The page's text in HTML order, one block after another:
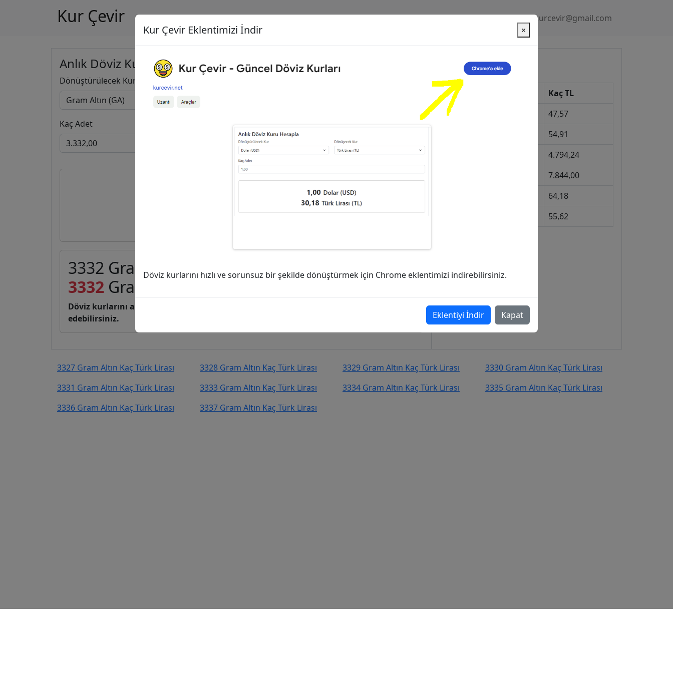
Kur Çevir Gizlilik Politikası kurcevir@gmail.com
Anlık Döviz Kuru Hesapla
Dönüştürülecek Kur
Kaç Adet
Gram Altın (GA)
3332 Gram Altın (GA) kaç Türk Lirası (TL)?
3332 Gram Altın 15.974.407,68 Türk Lirası (TL)
Döviz kurlarını anlık, canlı, basit bir şekilde kurcevir.net adresinden takip
edebilirsiniz.
Güncel Kurlar
Kur
Kaç TL
Dolar
47,57
54,91
4.794,24
7.844,00
64,18
55,62
3327 Gram Altın Kaç Türk Lirası 3328 Gram Altın Kaç Türk Lirası 3329 Gram Altın Kaç Türk Lirası
3330 Gram Altın Kaç Türk Lirası
3331 Gram Altın Kaç Türk Lirası
3333 Gram Altın Kaç Türk Lirası 3334 Gram Altın Kaç Türk Lirası
3335 Gram Altın Kaç Türk Lirası
3336 Gram Altın Kaç Türk Lirası
3337 Gram Altın Kaç Türk Lirası
Kur Çevir Eklentimizi İndir ×
Döviz kurlarını hızlı ve sorunsuz bir şekilde dönüştürmek için Chrome eklentimizi indirebilirsiniz.
Eklentiyi İndir Kapat